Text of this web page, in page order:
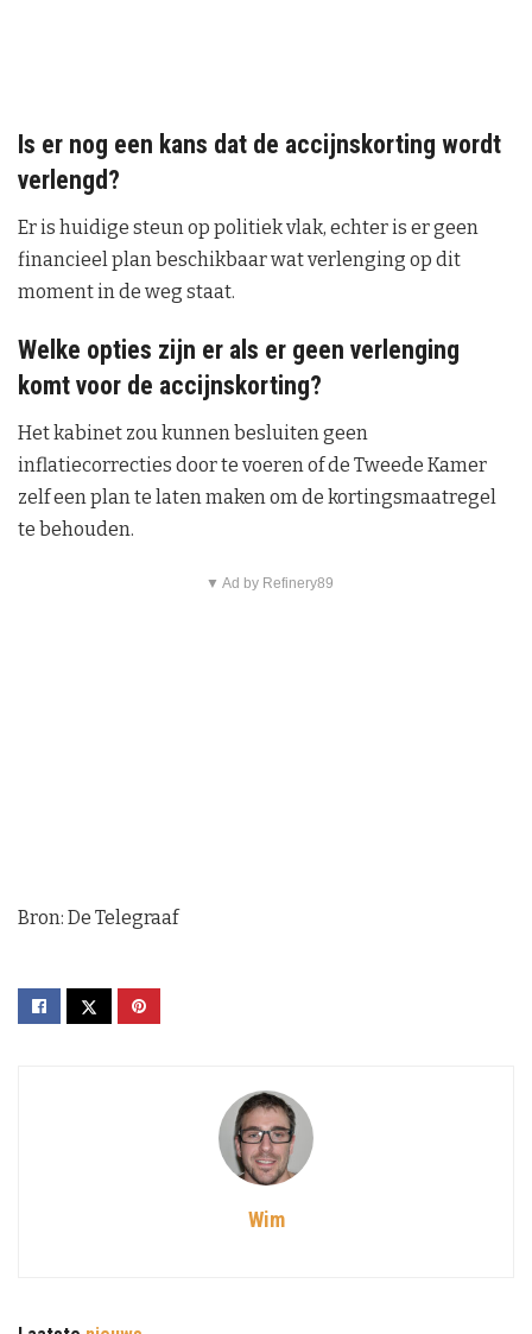
Is er nog een kans dat de accijnskorting wordt
verlengd?
Er is huidige steun op politiek vlak, echter is er geen
financieel plan beschikbaar wat verlenging op dit
moment in de weg staat.
Welke opties zijn er als er geen verlenging
komt voor de accijnskorting?
Het kabinet zou kunnen besluiten geen
inflatiecorrecties door te voeren of de Tweede Kamer
zelf een plan te laten maken om de kortingsmaatregel
te behouden.
▼ Ad by Refinery89
Bron: De Telegraaf
Wim